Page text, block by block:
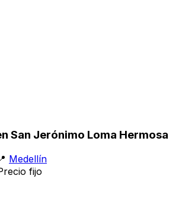
San Jerónimo Loma Hermosa
Medellín
fijo